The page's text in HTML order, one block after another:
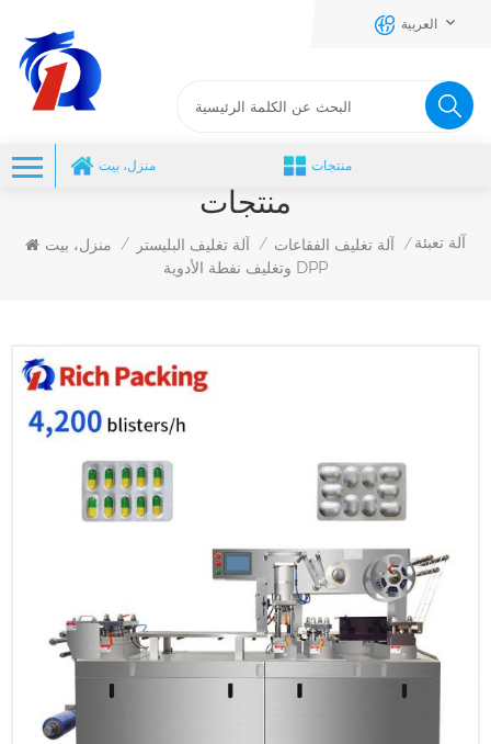
العربية
منزل، بيت منتجات
منتجات
منزل، بيت / آلة تغليف البليستر / آلة تغليف الفقاعات / آلة تعبئة
وتغليف نفطة الأدوية DPP